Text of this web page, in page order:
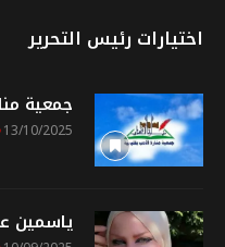
اختيارات رئيس التحرير
جمعية
13/10/2025
ياسمين